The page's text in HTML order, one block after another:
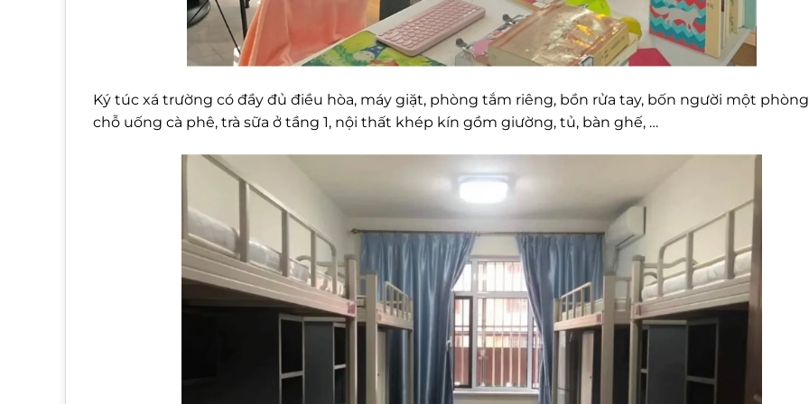
Ký túc xá trường có đầy đủ điều hòa, máy giặt, phòng tắm riêng, bồn rửa tay, bốn người một
chỗ uống cà phê, trà sữa ở tầng 1, nội thất khép kín gồm giường, tủ, bàn ghế, …